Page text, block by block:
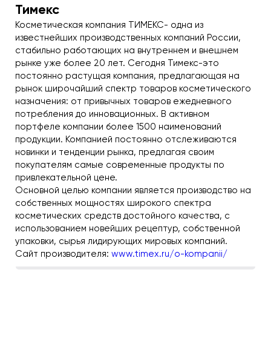
Тимекс
Косметическая компания ТИМЕКС- одна из
известнейших производственных компаний России,
стабильно работающих на внутреннем и внешнем
рынке уже более 20 лет. Сегодня Тимекс-это
постоянно растущая компания, предлагающая на
рынок широчайший спектр товаров косметического
назначения: от привычных товаров ежедневного
потребления до инновационных. В активном
портфеле компании более 1500 наименований
продукции. Компанией постоянно отслеживаются
новинки и тенденции рынка, предлагая своим
покупателям самые современные продукты по
привлекательной цене.
Основной целью компании является производство на
собственных мощностях широкого спектра
косметических средств достойного качества, с
использованием новейших рецептур, собственной
упаковки, сырья лидирующих мировых компаний.
Сайт производителя: www.timex.ru/o-kompanii/